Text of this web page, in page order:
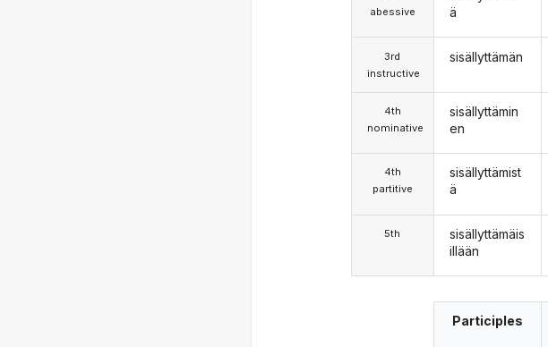
abessive
3rd
instructive
4th
nominative
4th
partitive
5th
ä
sisällyttämän
sisällyttämin
en
sisällyttämist
ä
sisällyttämäis
illään
Participles